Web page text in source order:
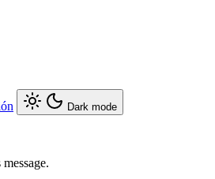
Dark mode